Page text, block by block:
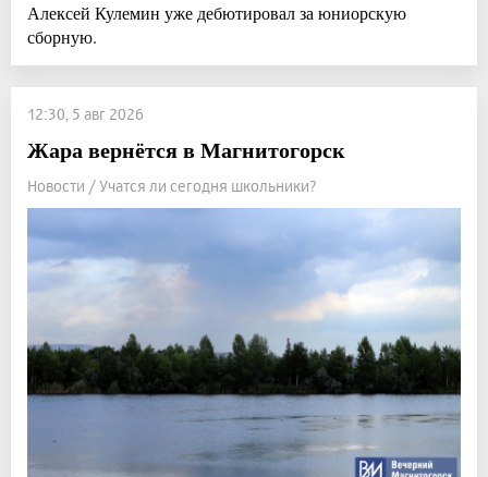
Алексей Кулемин уже дебютировал за юниорскую
сборную.
12:30, 5 авг 2026
Жара вернётся в Магнитогорск
Новости / Учатся ли сегодня школьники?